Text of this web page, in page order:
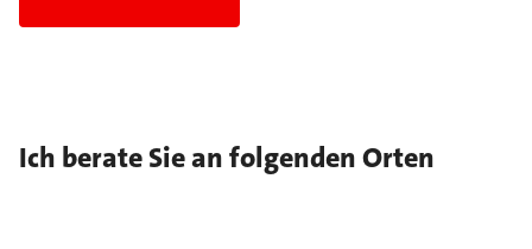
Ich berate Sie an folgenden Orten